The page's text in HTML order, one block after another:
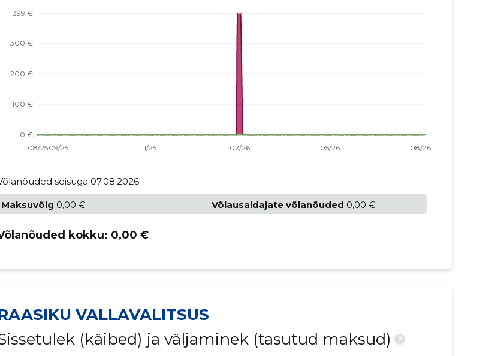
seisuga 07.08.2026
Maksuvõlg 0,00 € Võlausaldajate võlanõuded 0,00 €
kokku: 0,00 €
VALLAVALITSUS
(käibed) ja väljaminek (tasutud maksud)
?